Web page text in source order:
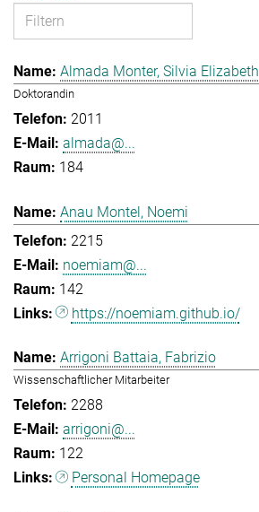
Almada Monter, Silvia Elizabeth
Doktorandin
2011
almada@...
184
Anau Montel, Noemi
2215
noemiam@...
142
https://noemiam.github.io/
Arrigoni Battaia, Fabrizio
Wissenschaftlicher Mitarbeiter
2288
arrigoni@...
122
Personal Homepage